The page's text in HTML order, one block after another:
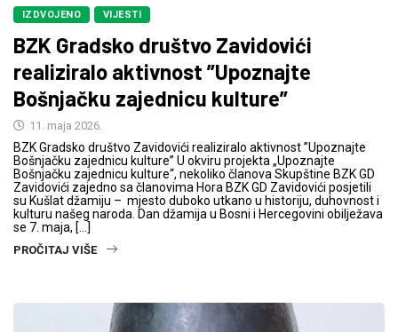
IZDVOJENO VIJESTI
BZK Gradsko društvo Zavidovići
realiziralo aktivnost ”Upoznajte
Bošnjačku zajednicu kulture”
11. maja 2026.
BZK Gradsko društvo Zavidovići realiziralo aktivnost ”Upoznajte
Bošnjačku zajednicu kulture” U okviru projekta „Upoznajte
Bošnjačku zajednicu kulture“, nekoliko članova Skupštine BZK GD
Zavidovići zajedno sa članovima Hora BZK GD Zavidovići posjetili
su Kušlat džamiju – mjesto duboko utkano u historiju, duhovnost i
kulturu našeg naroda. Dan džamija u Bosni i Hercegovini obilježava
se 7. maja, […]
PROČITAJ VIŠE